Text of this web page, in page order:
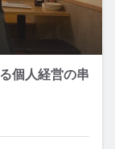
個人経営の串